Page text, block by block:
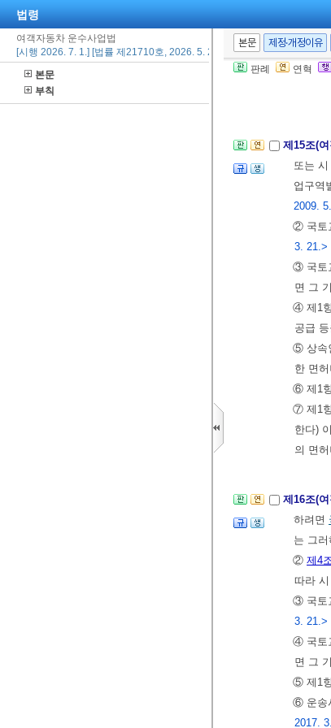
법령
여객자동차 운수사업법
[시행 2026. 7. 1.] [법률 제21710호, 2026. 5. 29., 일부개정]
본문
부칙
본문 제정·개정이유
판례 연혁
⑩ 제1
⑪ 국토
범죄경
제15조(
또는
업구역
2009.
② 국토
3. 21.>
③ 국토
면 그
④ 제1
공급
⑤ 상속
한 면
⑥ 제1
⑦ 제1
한다)
의 면
제16조(
하려면
는 그러
② 제4
따라
③ 국토
3. 21.>
④ 국토
면 그
⑤ 제1
⑥ 운송
2017.